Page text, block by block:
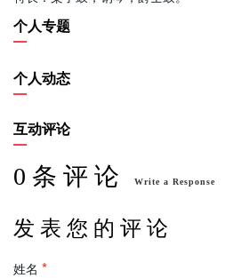
个人专题
个人动态
互动评论
0 条 评 论 Write a Response
发 表 您 的 评 论
姓名